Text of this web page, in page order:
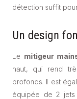
détection suffit
Un design
Le mitigeur
haut, qui rend
profonds. Il est
équipée de 2 jets